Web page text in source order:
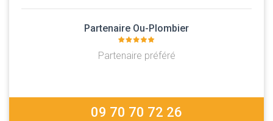
Partenaire Ou-Plombier
Partenaire préféré
09 70 70 72 26